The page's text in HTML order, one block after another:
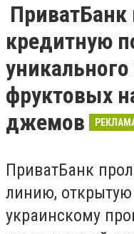
кредитную
фруктовых
джемов
ПриватБанк
линию,
украинскому